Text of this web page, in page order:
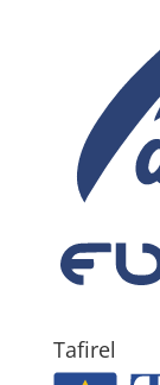
Tafirel